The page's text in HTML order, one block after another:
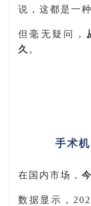
说，这都是一种
但毫无疑问，
久 。
手术
在国内市场，
数据显示，